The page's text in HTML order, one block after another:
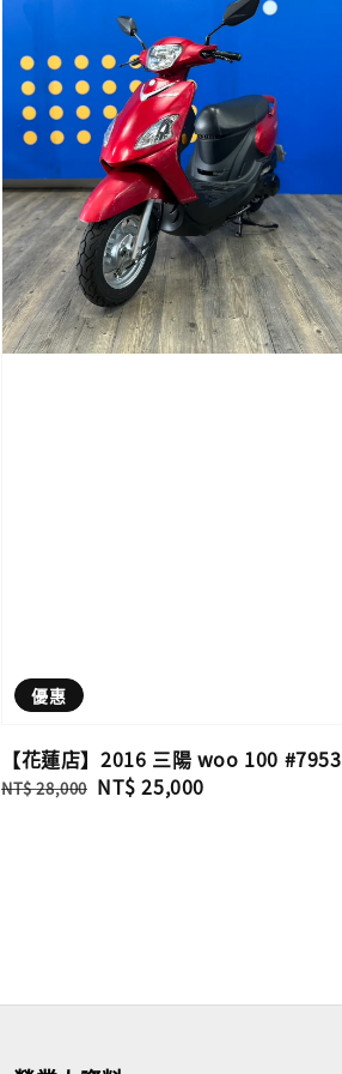
優惠
【花蓮店】2016 三陽 woo 100 #7953
Regular
NT$ 28,000 Sale
NT$ 25,000